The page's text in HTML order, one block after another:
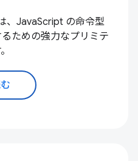
、JavaScript の命令型
ための強力なプリミテ